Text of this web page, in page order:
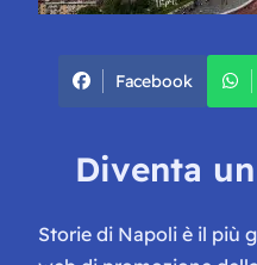
Facebook
Diventa
Storie di Napoli è il più